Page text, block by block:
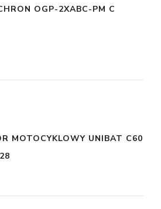
OGP-2XABC-PM C
MOTOCYKLOWY UNIBAT C60